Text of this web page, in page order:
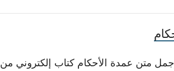
متن عمدة الأحكام كتاب إلكتروني من